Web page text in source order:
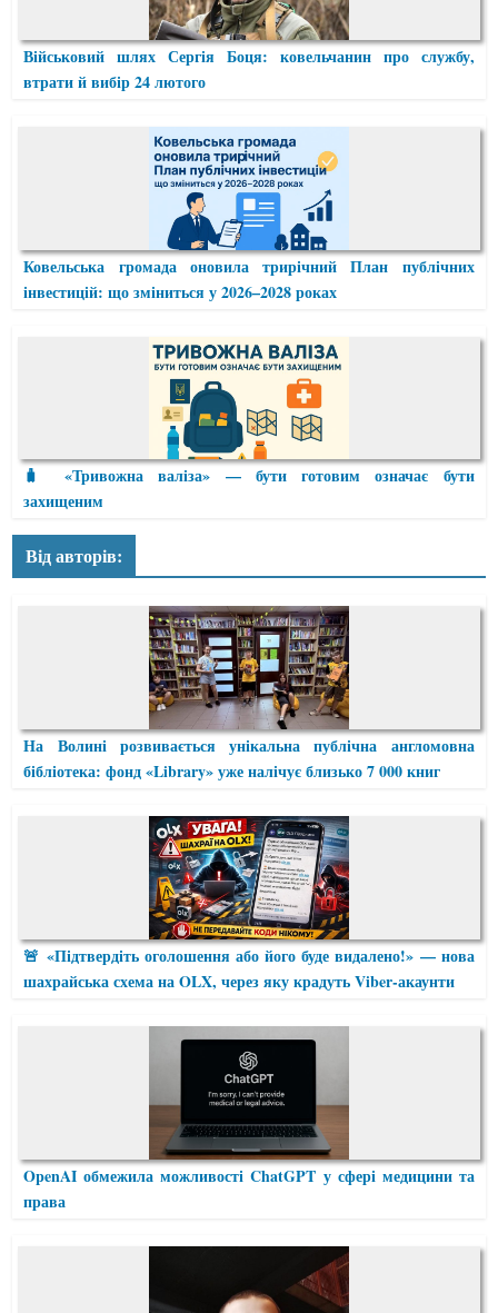
Військовий шлях Сергія Боця: ковельчанин про службу,
втрати й вибір 24 лютого
Ковельська громада оновила трирічний План публічних
інвестицій: що зміниться у 2026–2028 роках
🧳 «Тривожна валіза» — бути готовим означає бути
захищеним
Від авторів:
На Волині розвивається унікальна публічна англомовна
бібліотека: фонд «Library» уже налічує близько 7 000 книг
🚨 «Підтвердіть оголошення або його буде видалено!» — нова
шахрайська схема на OLX, через яку крадуть Viber-акаунти
OpenAI обмежила можливості ChatGPT у сфері медицини та
права